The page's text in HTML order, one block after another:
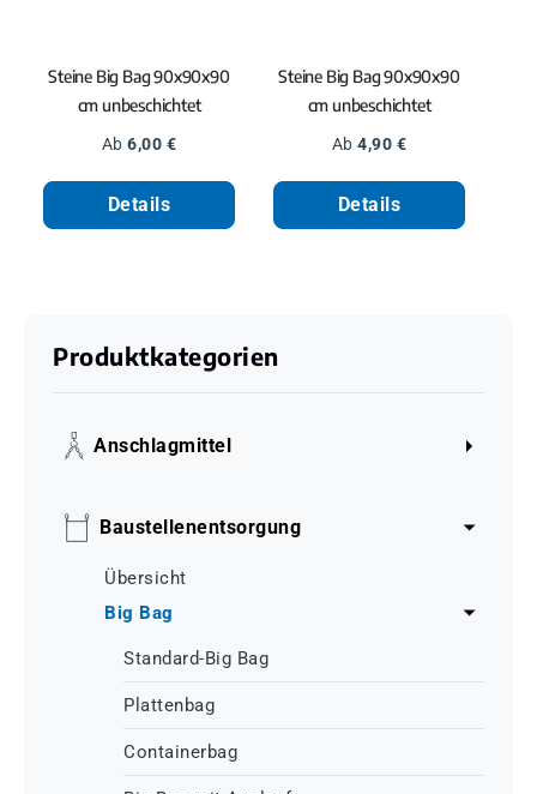
Steine Big Bag 90x90x90
cm unbeschichtet
Regulärer Preis:
Ab6,00 €
Details
Steine Big Bag 90x90x90
cm unbeschichtet
Regulärer Preis:
Ab4,90 €
Details
Produktkategorien
Anschlagmittel
Baustellenentsorgung
Übersicht
Big Bag
Standard-Big Bag
Plattenbag
Containerbag